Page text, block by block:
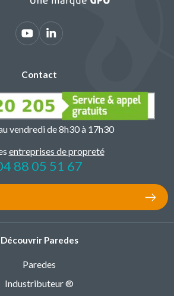
Contact
vendredi de 8h30 à 17h30
entreprises de propreté
88 05 51 67
Découvrir Paredes
Paredes
Industributeur ®